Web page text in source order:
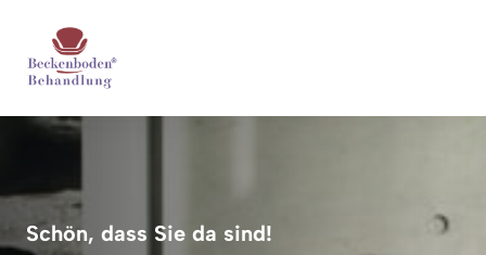
Schön, dass Sie da sind!